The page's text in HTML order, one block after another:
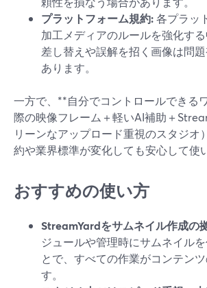
プラットフォーム規約:各プラッ
加工メディアのルールを強化す
差し替えや誤解を招く画像は問
あります。
一方で、**自分でコントロールできる
際の映像フレーム＋軽いAI補助＋
リーンなアップロード重視のスタジオ
約や業界標準が変化しても安心して使
おすすめの使い方
StreamYardをサムネイル作成の
ジュールや管理時にサムネイル
とで、すべての作業がコンテン
す。